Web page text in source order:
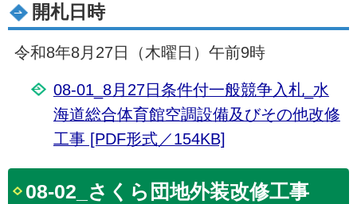
開札日時
令和8年8月27日（木曜日）午前9時
08-01_8月27日条件付一般競争入札_水
海道総合体育館空調設備及びその他改修
工事 [PDF形式／154KB]
08-02_さくら団地外装改修工事